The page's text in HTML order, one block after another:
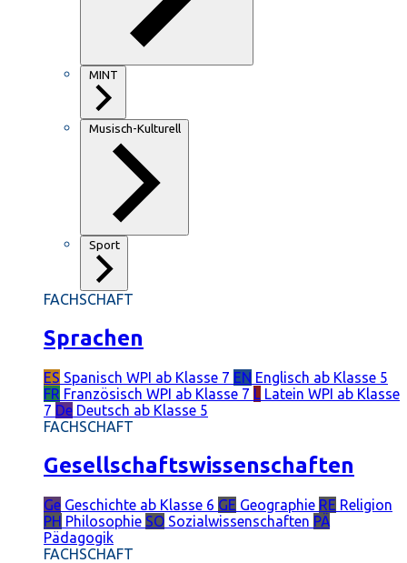
MINT
Musisch-Kulturell
Sport
FACHSCHAFT
Sprachen
ES Spanisch WPI ab Klasse 7 EN Englisch ab Klasse 5
FR Französisch WPI ab Klasse 7 L Latein WPI ab Klasse
7 De Deutsch ab Klasse 5
FACHSCHAFT
Gesellschaftswissenschaften
Ge Geschichte ab Klasse 6 GE Geographie RE Religion
PH Philosophie SO Sozialwissenschaften PÄ
Pädagogik
FACHSCHAFT